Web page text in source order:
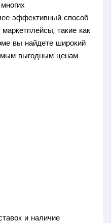
эффективный способ
такие как
вы найдете широкий
выгодным ценам.
и наличие